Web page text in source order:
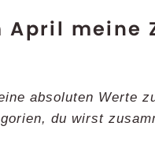
April meine
absoluten Werte
du wirst